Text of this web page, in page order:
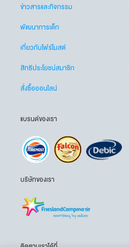
ข่าวสารและกิจกรรม
พัฒนาการเด็ก
เกี่ยวกับโฟร์โมสต์
สิทธิประโยชน์สมาชิก
สั่งซื้อออนไลน์
แบรนด์ของเรา
บริษัทของเรา